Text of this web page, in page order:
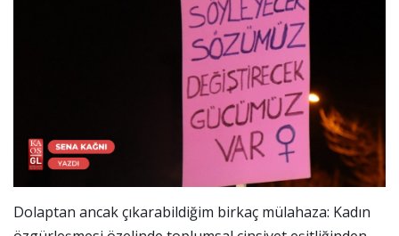
Dolaptan ancak çıkarabildiğim birkaç mülahaza: Kadın